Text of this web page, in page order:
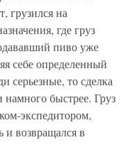
грузился на
где груз
пиво уже
себе определенный
серьезные, то сделка
намного быстрее. Груз
экспедитором,
и возвращался в